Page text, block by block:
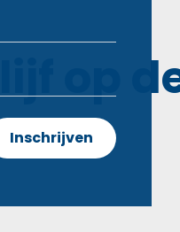
Blijf op